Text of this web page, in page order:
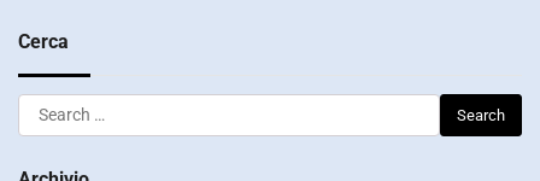
Cerca
Search
for: